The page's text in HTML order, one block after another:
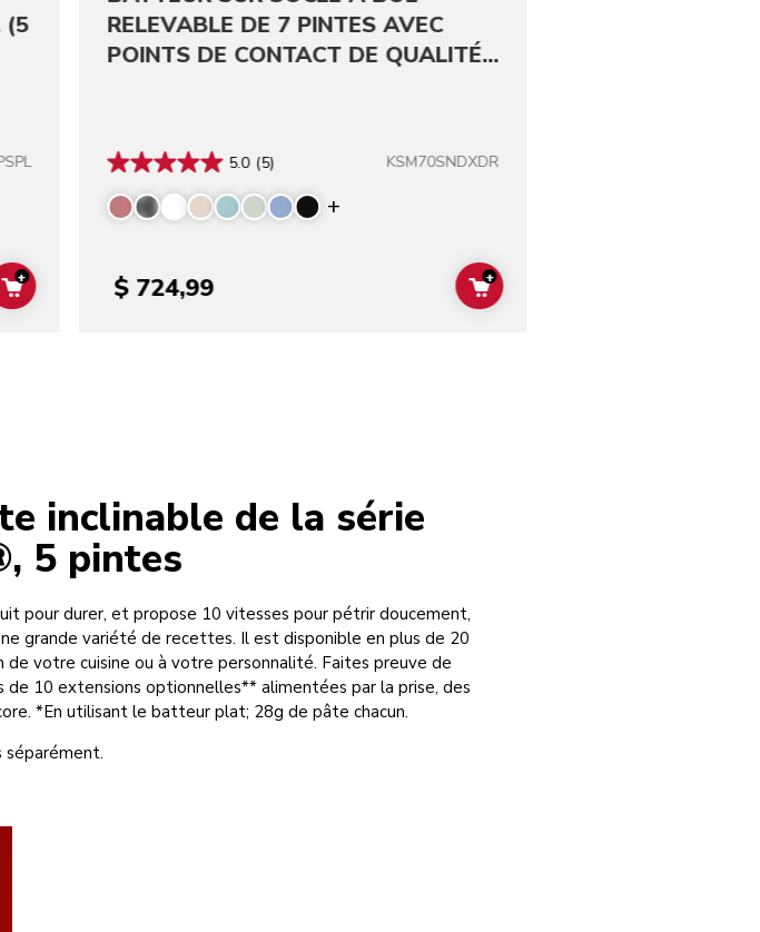
(5
ADD TO CART
+
RELEVABLE DE 7 PINTES AVEC
POINTS DE CONTACT DE QUALITÉ
5.0 (5) KSM70SNDXDR
Display more colors
$ 724,99 ADD TO CART
+
inclinable de la série
5 pintes
pour durer, et propose 10 vitesses pour pétrir doucement,
grande variété de recettes. Il est disponible en plus de 20
votre cuisine ou à votre personnalité. Faites preuve de
10 extensions optionnelles** alimentées par la prise, des
*En utilisant le batteur plat; 28g de pâte chacun.
séparément.